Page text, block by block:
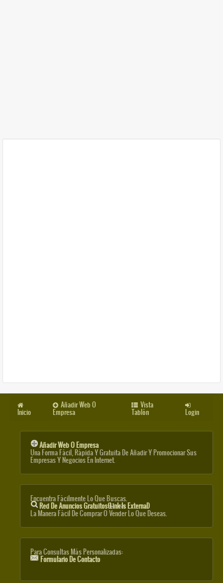
Inicio
Añadir Web O
Empresa
Vista
Tablón Login
Añadir Web O Empresa
Una Forma Fácil, Rápida Y Gratuita De Añadir Y Promocionar Sus
Empresas Y Negocios En Internet.
Encuentra Fácilmente Lo Que Buscas.
Red De Anuncios Gratuitos(link Is External)
La Manera Fácil De Comprar O Vender Lo Que Deseas.
Para Consultas Más Personalizadas:
Formulario De Contacto